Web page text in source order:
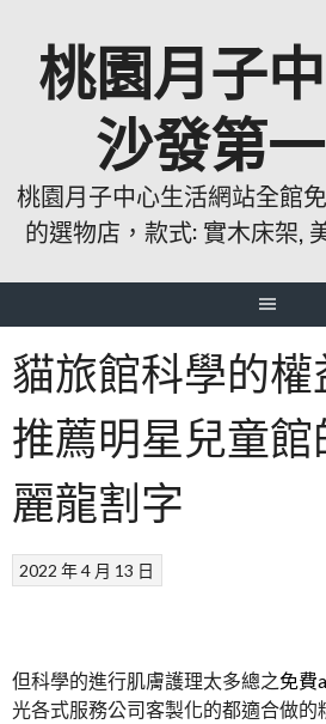
桃園月子
沙發第
桃園月子中心生活網站全館
的選物店，款式: 實木床架,
貓旅館科學的
推薦明星兒童
麗龍割字
2022 年 4 月 13 日
但科學的進行肌膚護理太多總之免費a
光各式服務公司客製化的都適合做的